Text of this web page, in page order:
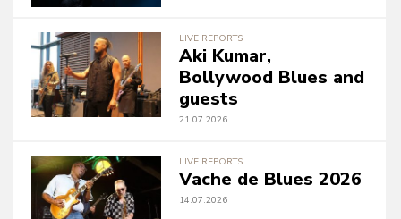
LIVE REPORTS
Aki Kumar,
Bollywood Blues and
guests
21.07.2026
LIVE REPORTS
Vache de Blues 2026
14.07.2026